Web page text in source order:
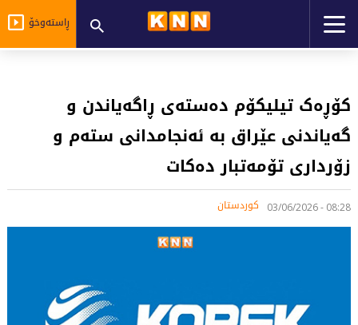
ڕاستەوخۆ
کۆڕەک تیلیکۆم دەستەی ڕاگەیاندن و
گەیاندنی عێراق بە ئەنجامدانی ستەم و
زۆرداری تۆمەتبار دەکات
08:28 - 03/06/2026 کوردستان